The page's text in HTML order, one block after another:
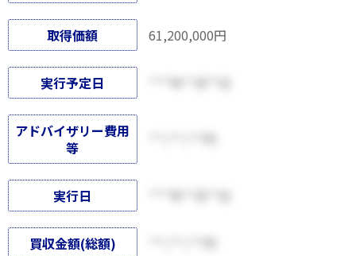
取得価額 61,200,000円
実行予定日
アドバイザリー費用
等
実行日
買収金額(総額)